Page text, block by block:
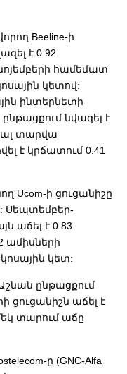
Beeline-ի
է 0.92
համեմատ
կետով:
ինտերնետի
նվազել է
տարվա
է կրճատում 0.41
Ucom-ի ցուցանիշը
Սեպտեմբեր-
աճել է 0.83
ամիսների
կետ:
Աշնան ընթացքում
աճել է
տարում աճը
ը (GNC-Alfa